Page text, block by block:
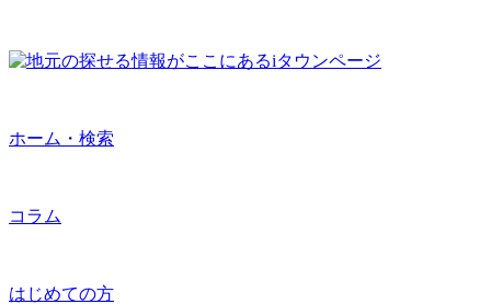
ホーム・検索
コラム
はじめての方